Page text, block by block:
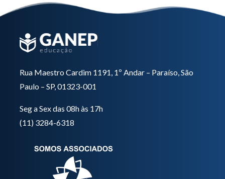
Rua Maestro Cardim 1191, 1º Andar – Paraíso, São
Paulo – SP, 01323-001
Seg a Sex das 08h às 17h
(11) 3284-6318